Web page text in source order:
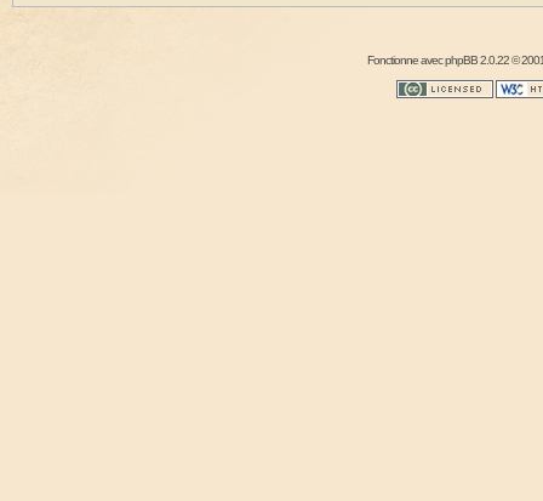
Fonctionne avecphpBB2.0.22 ©